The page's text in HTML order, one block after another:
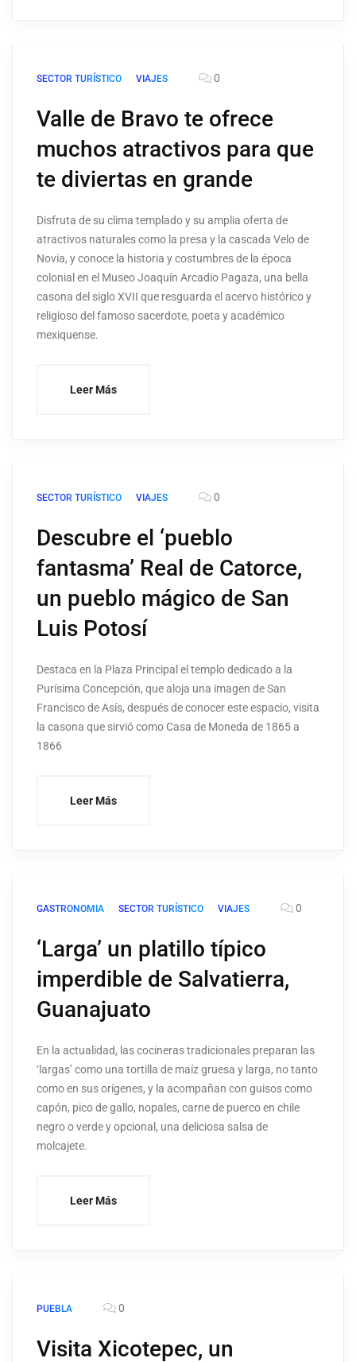
SECTOR TURÍSTICO VIAJES 0
Valle de Bravo te ofrece
muchos atractivos para que
te diviertas en grande
Disfruta de su clima templado y su amplia oferta de
atractivos naturales como la presa y la cascada Velo de
Novia, y conoce la historia y costumbres de la época
colonial en el Museo Joaquín Arcadio Pagaza, una bella
casona del siglo XVII que resguarda el acervo histórico y
religioso del famoso sacerdote, poeta y académico
mexiquense.
Leer Más
SECTOR TURÍSTICO VIAJES 0
Descubre el ‘pueblo
fantasma’ Real de Catorce,
un pueblo mágico de San
Luis Potosí
Destaca en la Plaza Principal el templo dedicado a la
Purísima Concepción, que aloja una imagen de San
Francisco de Asís, después de conocer este espacio, visita
la casona que sirvió como Casa de Moneda de 1865 a
1866
Leer Más
GASTRONOMIA SECTOR TURÍSTICO VIAJES 0
‘Larga’ un platillo típico
imperdible de Salvatierra,
Guanajuato
En la actualidad, las cocineras tradicionales preparan las
‘largas’ como una tortilla de maíz gruesa y larga, no tanto
como en sus orígenes, y la acompañan con guisos como
capón, pico de gallo, nopales, carne de puerco en chile
negro o verde y opcional, una deliciosa salsa de
molcajete.
Leer Más
PUEBLA 0
Visita Xicotepec, un